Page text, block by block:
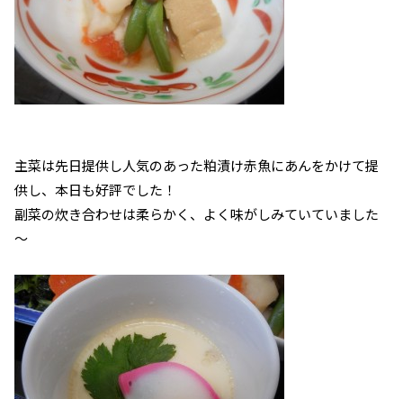
主菜は先日提供し人気のあった粕漬け赤魚にあんをかけて提
供し、本日も好評でした！
副菜の炊き合わせは柔らかく、よく味がしみていていました
～